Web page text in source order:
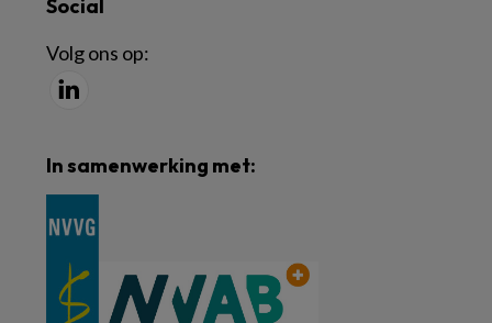
Social
Volg ons op:
In samenwerking met: